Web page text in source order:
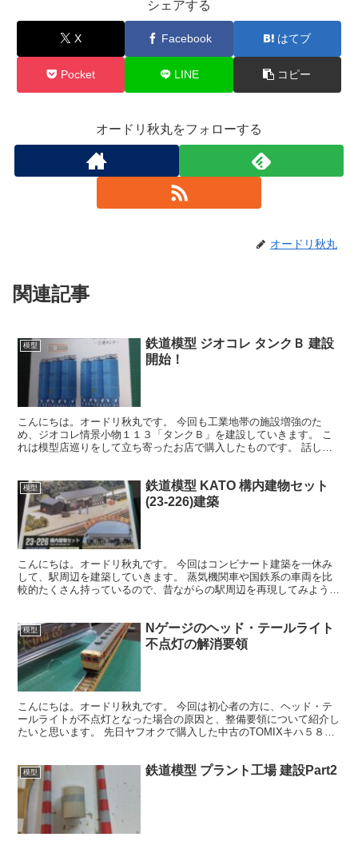
シェアする
X Facebook はてブ
Pocket LINE コピー
オードリ秋丸をフォローする
オードリ秋丸
関連記事
模型
鉄道模型 ジオコレ タンクＢ 建設
開始！
こんにちは。オードリ秋丸です。 今回も工業地帯の施設増強のた
め、ジオコレ情景小物１１３「タンクＢ」を建設していきます。 こ
れは模型店巡りをして立ち寄ったお店で購入したものです。 話しや
模型
鉄道模型 KATO 構内建物セット
(23-226)建築
こんにちは。オードリ秋丸です。 今回はコンビナート建築を一休み
して、駅周辺を建築していきます。 蒸気機関車や国鉄系の車両を比
較的たくさん持っているので、昔ながらの駅周辺を再現してみようと
模型
Nゲージのヘッド・テールライト
不点灯の解消要領
こんにちは。オードリ秋丸です。 今回は初心者の方に、ヘッド・テ
ールライトが不点灯となった場合の原因と、整備要領について紹介し
たいと思います。 先日ヤフオクで購入した中古のTOMIXキハ５８系
模型 鉄道模型 プラント工場 建設Part2